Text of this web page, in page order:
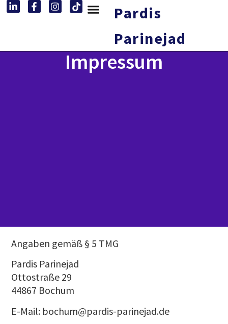
Pardis
Parinejad
Impressum
Angaben gemäß § 5 TMG
Pardis Parinejad
Ottostraße 29
44867 Bochum
E-Mail: bochum@pardis-parinejad.de